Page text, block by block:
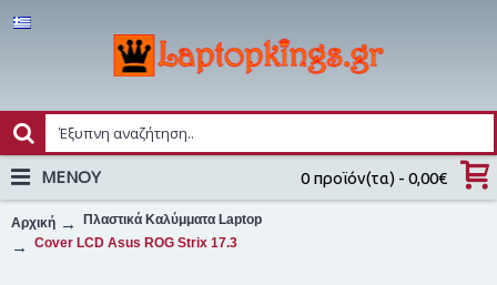
0 προϊόν(τα) - 0,00€
MENOY
Αρχική
Πλαστικά Καλύμματα Laptop
Cover LCD Asus ROG Strix 17.3